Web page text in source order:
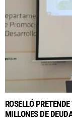
ROSELLÓ
MILLONES DE